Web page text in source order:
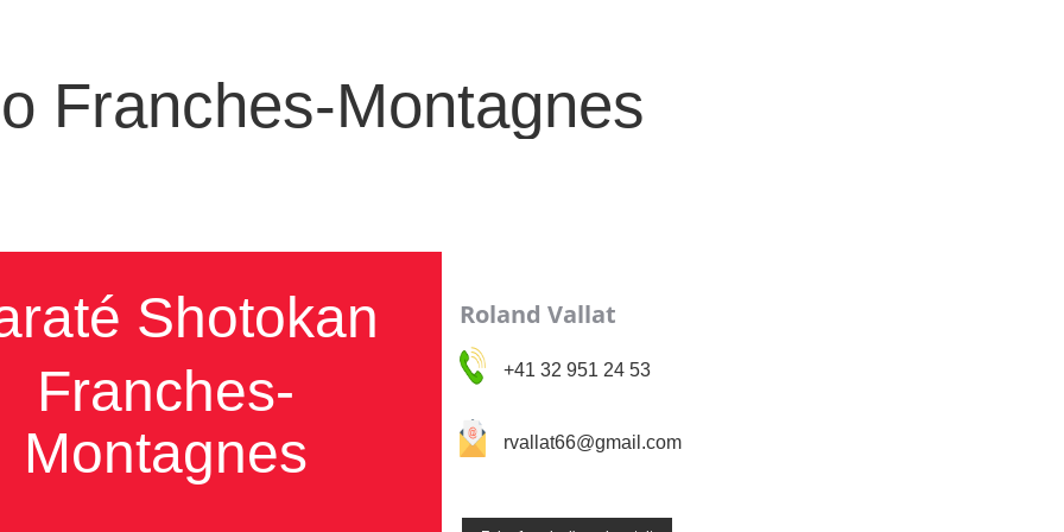
Franches-Montagnes
Shotokan
Franches-
Montagnes
Roland Vallat
+41 32 951 24 53
rvallat66@gmail.com